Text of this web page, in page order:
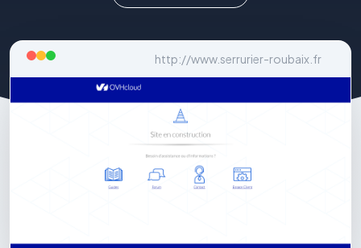
http://www.serrurier-roubaix.fr